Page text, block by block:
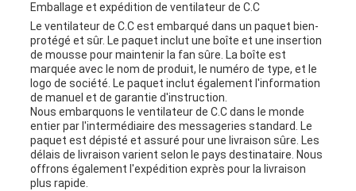
Emballage et expédition de ventilateur de C.C
Le ventilateur de C.C est embarqué dans un paquet bien-
protégé et sûr. Le paquet inclut une boîte et une insertion
de mousse pour maintenir la fan sûre. La boîte est
marquée avec le nom de produit, le numéro de type, et le
logo de société. Le paquet inclut également l'information
de manuel et de garantie d'instruction.
Nous embarquons le ventilateur de C.C dans le monde
entier par l'intermédiaire des messageries standard. Le
paquet est dépisté et assuré pour une livraison sûre. Les
délais de livraison varient selon le pays destinataire. Nous
offrons également l'expédition exprès pour la livraison
plus rapide.